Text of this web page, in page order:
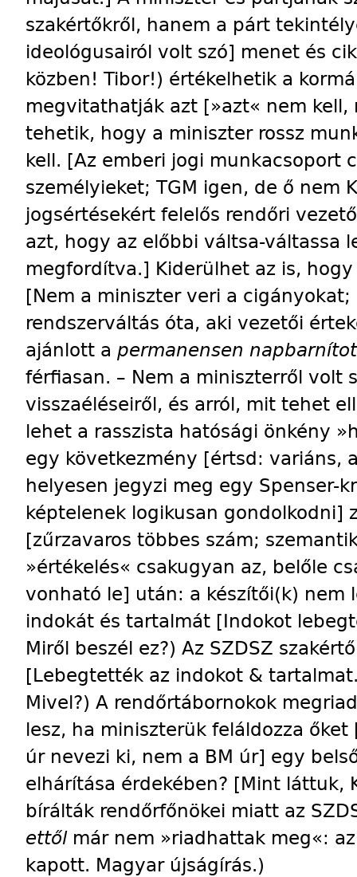
szakértőkről, hanem a párt
ideológusairól volt szó] menet és
közben! Tibor!) értékelhetik a
megvitathatják azt [»azt« nem kell,
tehetik, hogy a miniszter rossz
kell. [Az emberi jogi munkacsoport
személyieket; TGM igen, de ő nem
jogsértésekért felelős rendőri
azt, hogy az előbbi váltsa-váltassa
megfordítva.] Kiderülhet az is,
[Nem a miniszter veri a
rendszerváltás óta, aki vezetői
ajánlott a permanensen
férfiasan. – Nem a miniszterről volt
visszaéléseiről, és arról, mit tehet
lehet a rasszista hatósági önkény
egy következmény [értsd: variáns,
helyesen jegyzi meg egy Spenser-
képtelenek logikusan gondolkodni]
[zűrzavaros többes szám;
»értékelés« csakugyan az, belőle
vonható le] után: a készítői(k) nem
indokát és tartalmát [Indokot
Miről beszél ez?) Az SZDSZ
[Lebegtették az indokot &
Mivel?) A rendőrtábornokok
lesz, ha miniszterük feláldozza
úr nevezi ki, nem a BM úr] egy
elhárítása érdekében? [Mint láttuk,
bírálták rendőrfőnökei miatt az
ettől már nem »riadhattak meg«:
kapott. Magyar újságírás.)